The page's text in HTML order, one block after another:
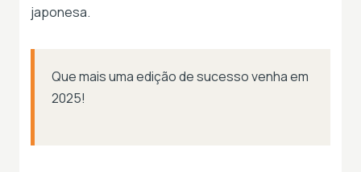
japonesa.
Que mais uma edição de sucesso venha em
2025!